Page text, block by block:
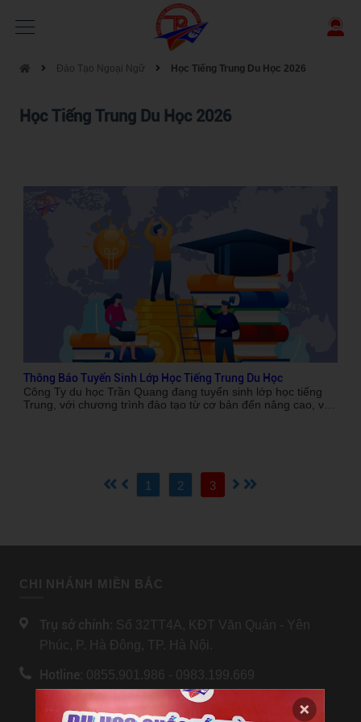
Đào Tạo Ngoại Ngữ Học Tiếng Trung Du Học 2026
Học Tiếng Trung Du Học 2026
Thông Báo Tuyển Sinh Lớp Học Tiếng Trung Du Học
Công Ty du học Trần Quang đang tuyển sinh lớp học tiếng
Trung, với chương trình đào tạo từ cơ bản đến nâng cao, với
1 2 3
CHI NHÁNH MIỀN BẮC
Trụ sở chính: Số 32TT4A, KĐT Văn Quán - Yên
Phúc, P. Hà Đông, TP. Hà Nội.
Hotline: 0855.901.986 - 0983.199.669